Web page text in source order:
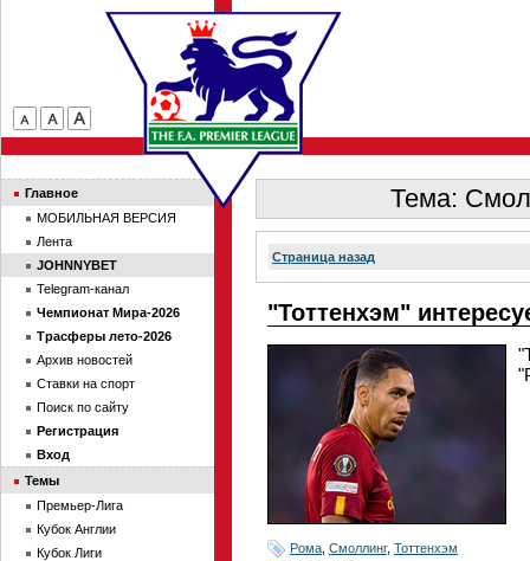
Тема:
Страница назад
"Тоттенхэм"
Рома Смоллинг, Тоттенхэм
Главное
МОБИЛЬНАЯ ВЕРСИЯ
Лента
JOHNNYBET
Telegram-канал
Чемпионат Мира-2026
Трасферы лето-2026
Архив новостей
Ставки на спорт
Поиск по сайту
Регистрация
Вход
Темы
Премьер-Лига
Кубок Англии
Кубок Лиги